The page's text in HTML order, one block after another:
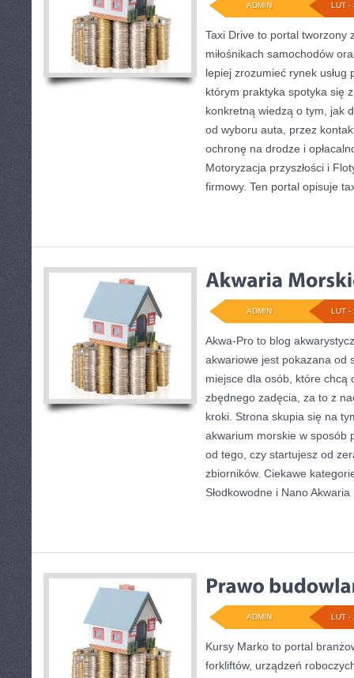
LUT -
ADMIN
Taxi Drive to portal tworzony
miłośnikach samochodów
lepiej zrozumieć rynek usług
którym praktyka spotyka się
konkretną wiedzą o tym, jak
od wyboru auta, przez
ochronę na drodze i
Motoryzacja przyszłości i
firmowy. Ten portal opisuje
LUT -
ADMIN
Akwa-Pro to blog
akwariowe jest pokazana od
miejsce dla osób, które chcą
zbędnego zadęcia, za to z
kroki. Strona skupia się na
akwarium morskie w sposób
od tego, czy startujesz od
zbiorników. Ciekawe
Słodkowodne i Nano Akwaria
LUT -
ADMIN
Kursy Marko to portal
forkliftów, urządzeń